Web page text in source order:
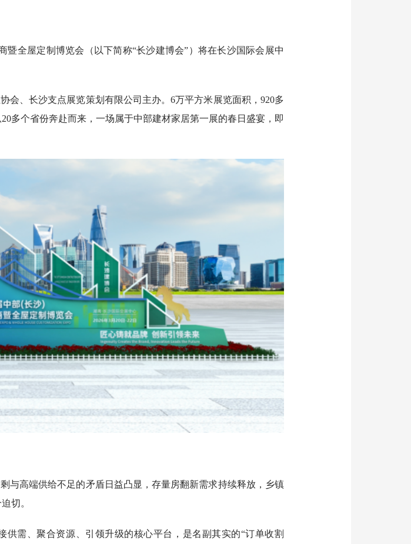
暨全屋定制博览会（以下简称“长沙建博会”）将在长沙国际会展中
会、长沙支点展览策划有限公司主办。6万平方米展览面积，920多
多个省份奔赴而来，一场属于中部建材家居第一展的春日盛宴，即
与高端供给不足的矛盾日益凸显，存量房翻新需求持续释放，乡镇
切。
需、聚合资源、引领升级的核心平台，是名副其实的“订单收割